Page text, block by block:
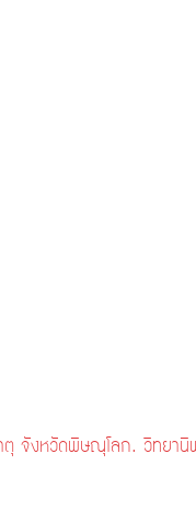
ตุ จังหวัดพิษณุโลก. วิทยา